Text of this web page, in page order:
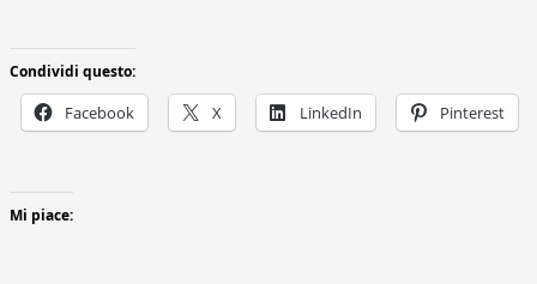
Condividi questo:
Facebook X LinkedIn Pinterest
Mi piace: